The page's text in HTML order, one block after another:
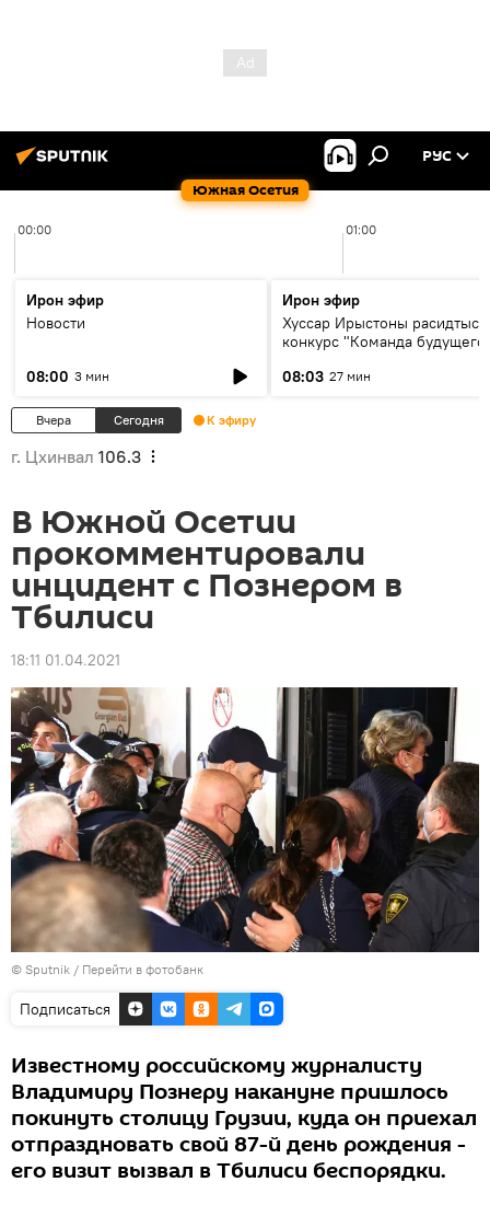
Южная Осетия
РУС
00:00 01:00
Ирон эфир
Новости
08:00 3 мин
Ирон эфир
Хуссар Ирыстоны
конкурс "Команда
08:03 27 мин
Вчера Сегодня К эфиру
г. Цхинвал 106.3
В Южной Осетии
прокомментировали
инцидент с Познером в
Тбилиси
18:11 01.04.2021
© Sputnik / Перейти в фотобанк
Подписаться
Известному российскому журналисту
Владимиру Познеру накануне пришлось
покинуть столицу Грузии, куда он приехал
отпраздновать свой 87-й день рождения -
его визит вызвал в Тбилиси беспорядки.